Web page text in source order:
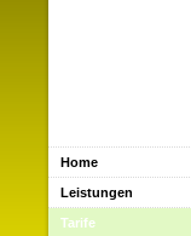
Home
Leistungen
Tarife